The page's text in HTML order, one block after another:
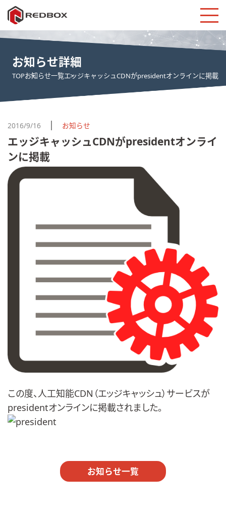
お知らせ詳細
TOPお知らせ一覧エッジキャッシュCDNがpresidentオンラインに掲載
2016/9/16 お知らせ
エッジキャッシュCDNがpresidentオンライ
ンに掲載
この度、人工知能CDN（エッジキャッシュ）サービスが
presidentオンラインに掲載されました。
お知らせ一覧